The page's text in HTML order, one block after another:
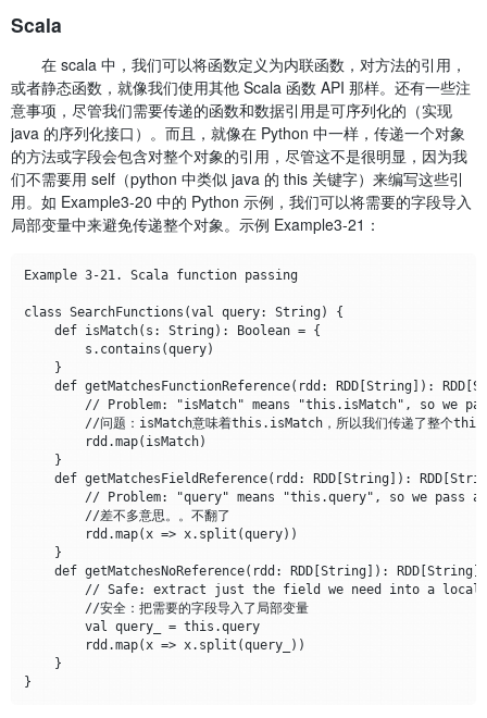
Scala
在 scala 中，我们可以将函数定义为内联函数，对方法的引用，
或者静态函数，就像我们使用其他 Scala 函数 API 那样。还有一些注
意事项，尽管我们需要传递的函数和数据引用是可序列化的（实现
java 的序列化接口）。而且，就像在 Python 中一样，传递一个对象
的方法或字段会包含对整个对象的引用，尽管这不是很明显，因为我
们不需要用 self（python 中类似 java 的 this 关键字）来编写这些引
用。如 Example3-20 中的 Python 示例，我们可以将需要的字段导入
局部变量中来避免传递整个对象。示例 Example3-21：
Example 3-21. Scala function passing
class SearchFunctions(val query: String) {
    def isMatch(s: String): Boolean = {
        s.contains(query)
    }
def getMatchesFunctionReference(rdd: RDD[String]):
// Problem: "isMatch" means "this.isMatch", so we
        //问题：isMatch意味着this.isMatch，所以我们传递了整个this
        rdd.map(isMatch)
    }
def getMatchesFieldReference(rdd: RDD[String]):
// Problem: "query" means "this.query", so we pass
        //差不多意思。。不翻了
        rdd.map(x => x.split(query))
    }
def getMatchesNoReference(rdd: RDD[String]): RDD[String]
// Safe: extract just the field we need into a local
        //安全：把需要的字段导入了局部变量
        val query_ = this.query
        rdd.map(x => x.split(query_))
    }